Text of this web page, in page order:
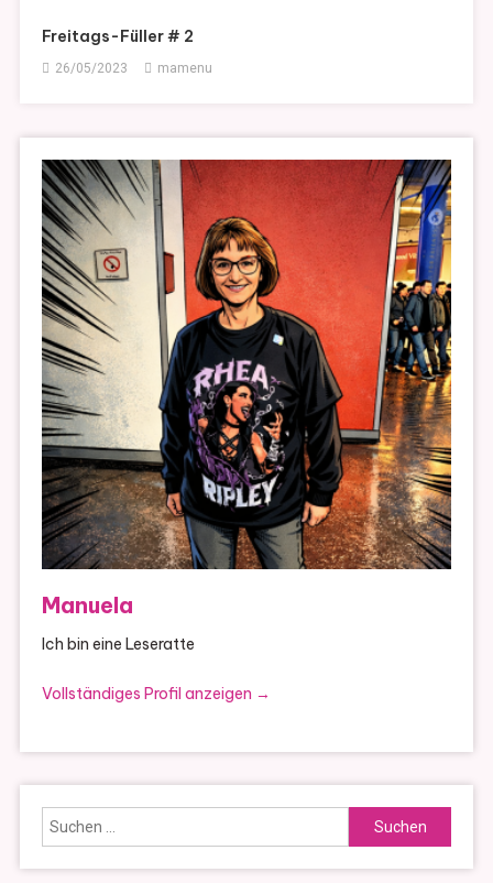
Freitags-Füller # 2
26/05/2023 mamenu
Manuela
Ich bin eine Leseratte
Vollständiges Profil anzeigen →
Suchen
nach: